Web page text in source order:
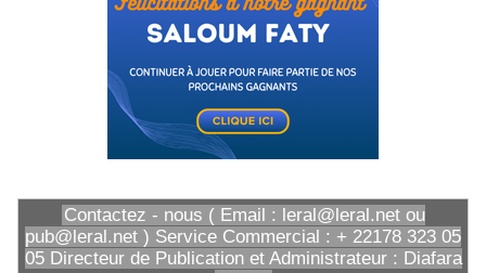
Contactez - nous ( Email : leral@leral.net ou
pub@leral.net ) Service Commercial : + 22178 323 05
05 Directeur de Publication et Administrateur : Diafara